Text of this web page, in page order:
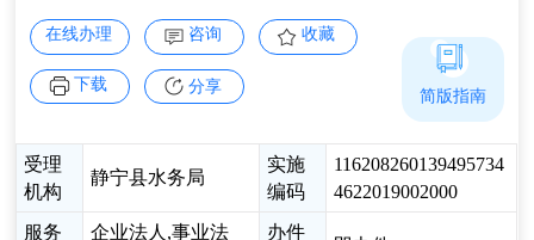
在线办理 咨询 收藏
下载 分享
受理
机构
静宁县水务局
实施
编码
116208260139495734
4622019002000
服务
企业法人,事业法
办件
简版指南